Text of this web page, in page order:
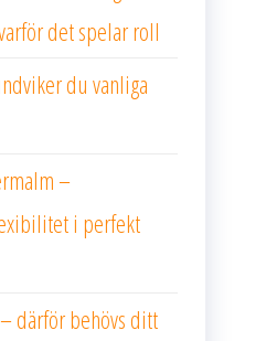
det spelar roll
du vanliga
–
i perfekt
därför behövs ditt